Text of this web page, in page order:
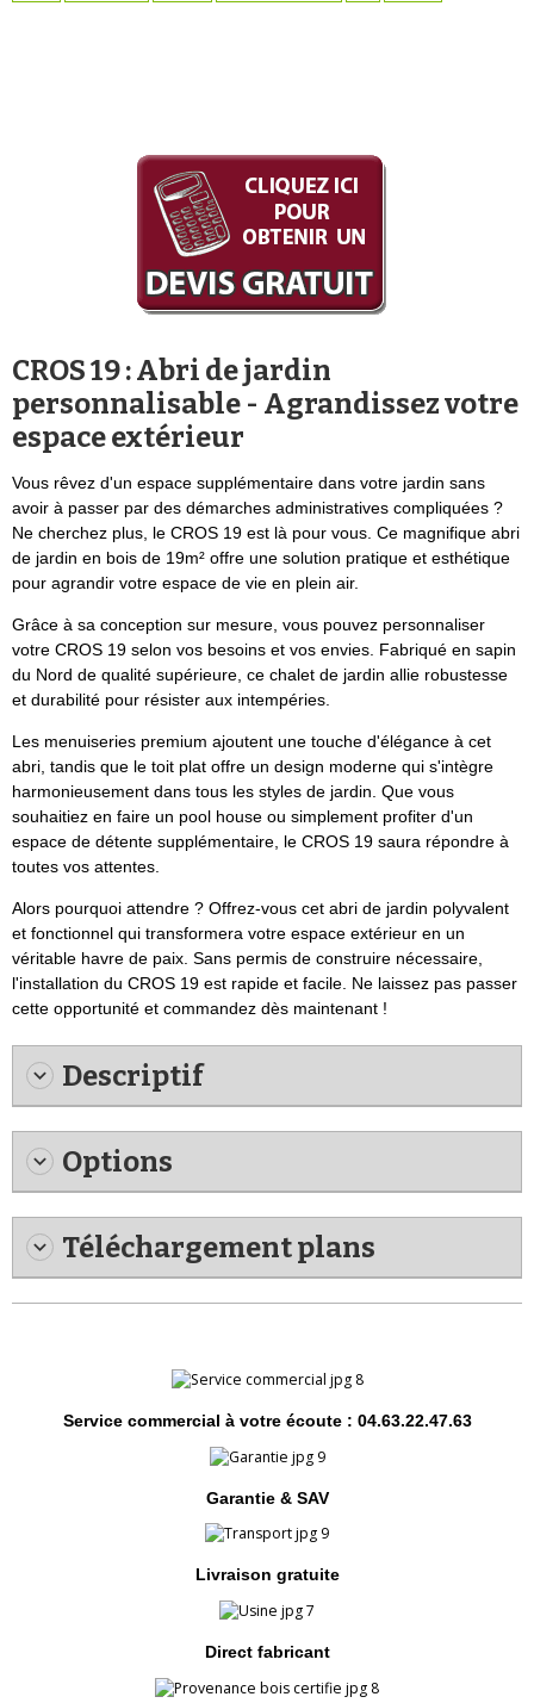
CROS 19 : Abri de jardin
personnalisable - Agrandissez votre
espace extérieur
Vous rêvez d'un espace supplémentaire dans votre jardin sans
avoir à passer par des démarches administratives compliquées ?
Ne cherchez plus, le CROS 19 est là pour vous. Ce magnifique abri
de jardin en bois de 19m² offre une solution pratique et esthétique
pour agrandir votre espace de vie en plein air.
Grâce à sa conception sur mesure, vous pouvez personnaliser
votre CROS 19 selon vos besoins et vos envies. Fabriqué en sapin
du Nord de qualité supérieure, ce chalet de jardin allie robustesse
et durabilité pour résister aux intempéries.
Les menuiseries premium ajoutent une touche d'élégance à cet
abri, tandis que le toit plat offre un design moderne qui s'intègre
harmonieusement dans tous les styles de jardin. Que vous
souhaitiez en faire un pool house ou simplement profiter d'un
espace de détente supplémentaire, le CROS 19 saura répondre à
toutes vos attentes.
Alors pourquoi attendre ? Offrez-vous cet abri de jardin polyvalent
et fonctionnel qui transformera votre espace extérieur en un
véritable havre de paix. Sans permis de construire nécessaire,
l'installation du CROS 19 est rapide et facile. Ne laissez pas passer
cette opportunité et commandez dès maintenant !
Descriptif
Options
Téléchargement plans
Service commercial à votre écoute : 04.63.22.47.63
Garantie & SAV
Livraison gratuite
Direct fabricant